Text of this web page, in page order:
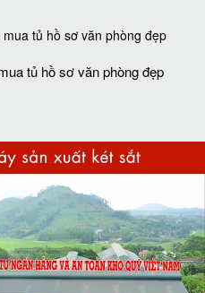
tủ hồ sơ văn phòng đẹp